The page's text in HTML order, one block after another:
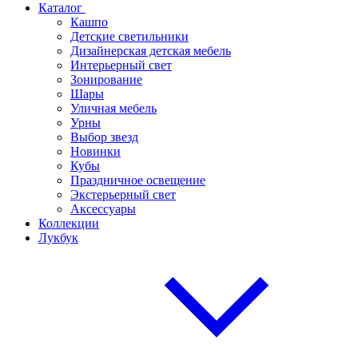
Каталог
Кашпо
Детские светильники
Дизайнерская детская мебель
Интерьерный свет
Зонирование
Шары
Уличная мебель
Урны
Выбор звезд
Новинки
Кубы
Праздничное освещение
Экстерьерный свет
Аксессуары
Коллекции
Лукбук